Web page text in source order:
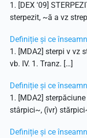
1. [DEX '09]
sterpezit, ~ă a vz
Definiție și ce
1. [MDA2] sterpi v vz
vb. IV. 1. Tranz. […]
Definiție și ce
1. [MDA2] sterpăciune
stârpici~, (îvr)
Definiție și ce